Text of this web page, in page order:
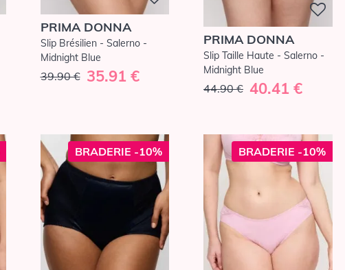
PRIMA DONNA
Slip Brésilien - Salerno -
Midnight Blue
39.90 € 35.91 €
PRIMA DONNA
Slip Taille Haute - Salerno -
Midnight Blue
44.90 € 40.41 €
BRADERIE -10% BRADERIE -10%